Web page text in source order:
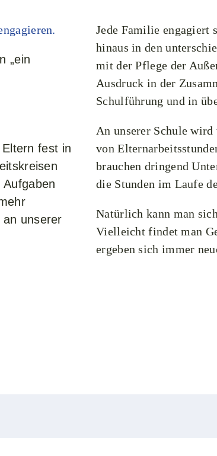
„ein
fest in
unserer
Jede Familie engagiert
hinaus in den
mit der Pflege der
Ausdruck in der
Schulführung und in
An unserer Schule
von
brauchen dringend
die Stunden im Laufe
Natürlich kann man
Vielleicht findet man
ergeben sich immer